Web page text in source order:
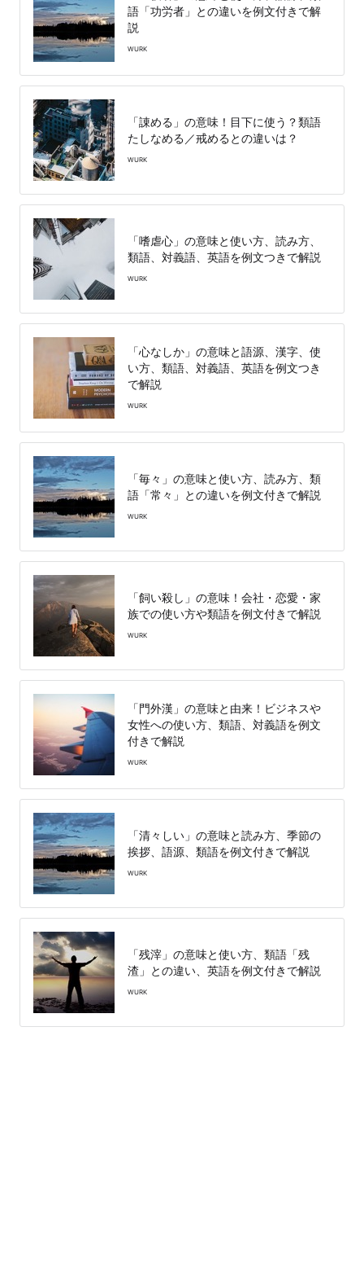
語「功労者」との違いを例文付きで解
説
WURK
「諌める」の意味！目下に使う？類語
たしなめる／戒めるとの違いは？
WURK
「嗜虐心」の意味と使い方、読み方、
類語、対義語、英語を例文つきで解説
WURK
「心なしか」の意味と語源、漢字、使
い方、類語、対義語、英語を例文つき
で解説
WURK
「毎々」の意味と使い方、読み方、類
語「常々」との違いを例文付きで解説
WURK
「飼い殺し」の意味！会社・恋愛・家
族での使い方や類語を例文付きで解説
WURK
「門外漢」の意味と由来！ビジネスや
女性への使い方、類語、対義語を例文
付きで解説
WURK
「清々しい」の意味と読み方、季節の
挨拶、語源、類語を例文付きで解説
WURK
「残滓」の意味と使い方、類語「残
渣」との違い、英語を例文付きで解説
WURK